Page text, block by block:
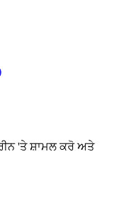
'ਤੇ ਸ਼ਾਮਲ ਕਰੋ ਅਤੇ